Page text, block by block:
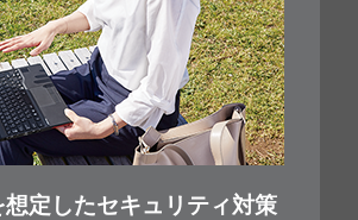
定したセキュリティ対策